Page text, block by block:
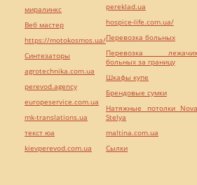
миралинкс
Веб мастер
https://motokosmos.ua/
Синтезаторы
agrotechnika.com.ua
perevod.agency
europeservice.com.ua
mk-translations.ua
текст юа
kievperevod.com.ua
pereklad.ua
hospice-life.com.ua/
Перевозка больных
Перевозка лежачих
больных за границу
Шкафы купе
Брендовые сумки
Натяжные потолки Nova
Stelya
maltina.com.ua
Cылки